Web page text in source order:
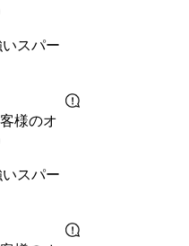
スパー
様のオ
スパー